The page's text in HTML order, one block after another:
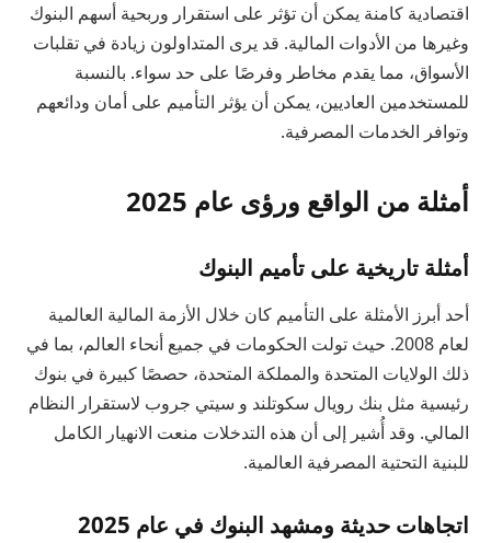
اقتصادية كامنة يمكن أن تؤثر على استقرار وربحية أسهم البنوك
وغيرها من الأدوات المالية. قد يرى المتداولون زيادة في تقلبات
الأسواق، مما يقدم مخاطر وفرصًا على حد سواء. بالنسبة
للمستخدمين العاديين، يمكن أن يؤثر التأميم على أمان ودائعهم
وتوافر الخدمات المصرفية.
أمثلة من الواقع ورؤى عام 2025
أمثلة تاريخية على تأميم البنوك
أحد أبرز الأمثلة على التأميم كان خلال الأزمة المالية العالمية
لعام 2008. حيث تولت الحكومات في جميع أنحاء العالم، بما في
ذلك الولايات المتحدة والمملكة المتحدة، حصصًا كبيرة في بنوك
رئيسية مثل بنك رويال سكوتلند و سيتي جروب لاستقرار النظام
المالي. وقد أُشير إلى أن هذه التدخلات منعت الانهيار الكامل
للبنية التحتية المصرفية العالمية.
اتجاهات حديثة ومشهد البنوك في عام 2025